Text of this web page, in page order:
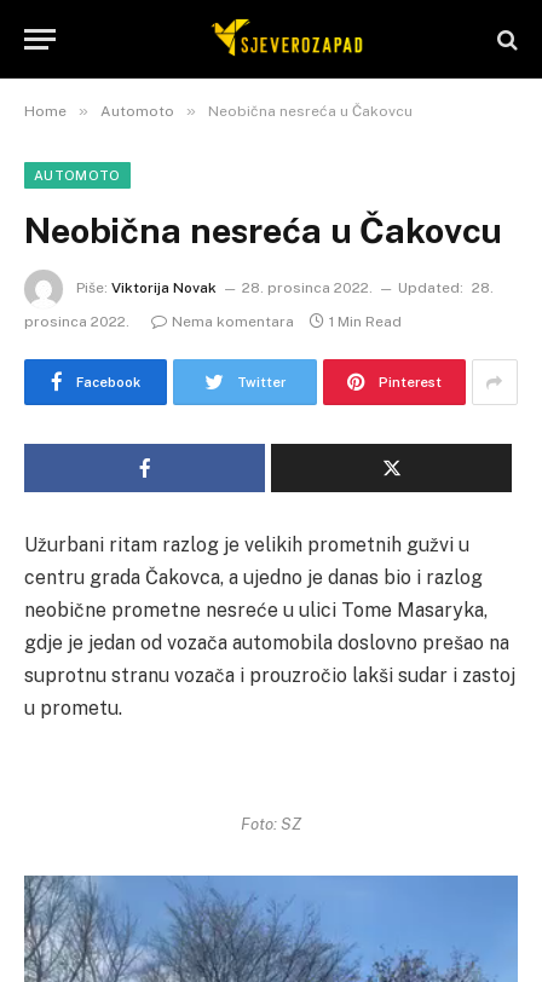
Home » Automoto » Neobična nesreća u Čakovcu
AUTOMOTO
Neobična nesreća u Čakovcu
Piše: Viktorija Novak 28. prosinca 2022. Updated: 28.
prosinca 2022.
Nema komentara 1 Min Read
Facebook Twitter Pinterest
Užurbani ritam razlog je velikih prometnih gužvi u
centru grada Čakovca, a ujedno je danas bio i razlog
neobične prometne nesreće u ulici Tome Masaryka,
gdje je jedan od vozača automobila doslovno prešao na
suprotnu stranu vozača i prouzročio lakši sudar i zastoj
u prometu.
Foto: SZ